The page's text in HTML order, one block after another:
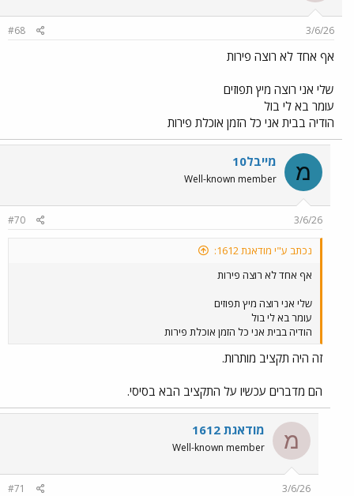
3/6/26
#68
אף אחד לא רוצה פירות
שלי אני רוצה מיץ תפוזים
עומר בא לי בול
הודיה בבית אני כל הזמן אוכלת פירות
מ מייבל10
Well-known member
3/6/26
#70
נכתב ע"י מודאגת 1612:
אף אחד לא רוצה פירות
שלי אני רוצה מיץ תפוזים
עומר בא לי בול
הודיה בבית אני כל הזמן אוכלת פירות
זה היה תקציב מותרות.
הם מדברים עכשיו על התקציב הבא בסיסי.
מ מודאגת 1612
Well-known member
3/6/26
#71